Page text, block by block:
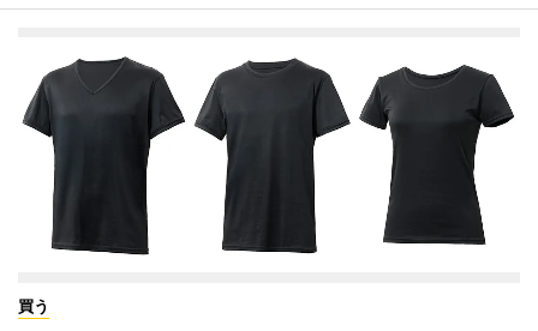
買う